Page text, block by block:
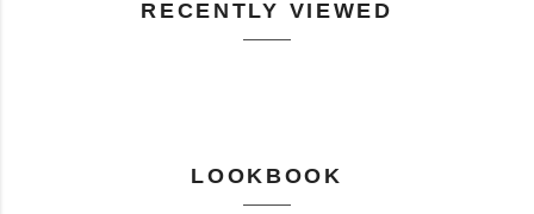
RECENTLY VIEWED
LOOKBOOK